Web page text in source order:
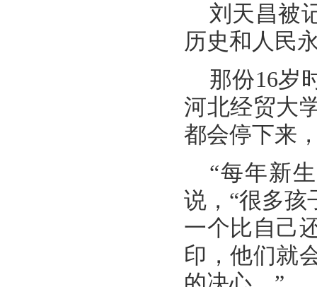
刘天昌被
历史和人民
那份16岁
河北经贸大
都会停下来
“每年新
说，“很多
一个比自己
印，他们就